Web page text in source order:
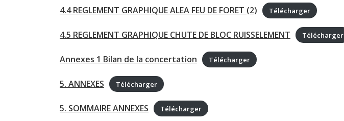
4.4 REGLEMENT GRAPHIQUE ALEA FEU DE FORET (2) Télécharger
4.5 REGLEMENT GRAPHIQUE CHUTE DE BLOC RUISSELEMENT Télécharger
Annexes 1 Bilan de la concertation Télécharger
5. ANNEXES Télécharger
5. SOMMAIRE ANNEXES Télécharger